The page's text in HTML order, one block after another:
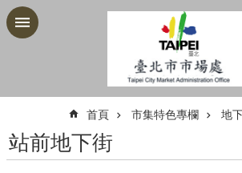
跳到主要內容區塊
首頁 市集特色專欄 地
站前地下街